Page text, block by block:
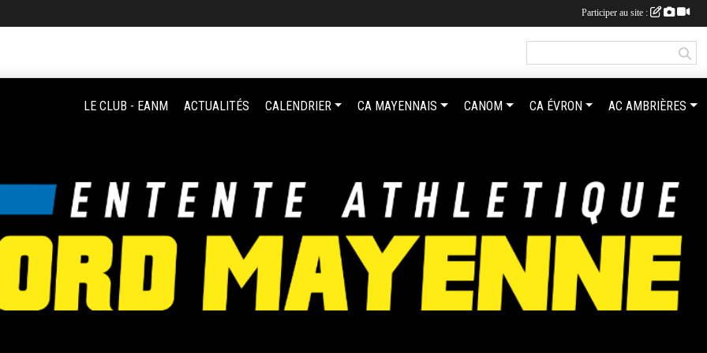
LE CLUB - EANM ACTUALITÉS CALENDRIER CA MAYENNAIS CANOM CA ÉVRON AC AMBRIÈRES
Participer au site :